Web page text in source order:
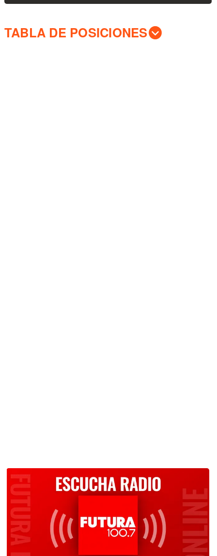
TABLA DE POSICIONES